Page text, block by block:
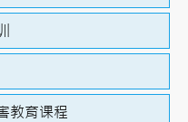
教育课程